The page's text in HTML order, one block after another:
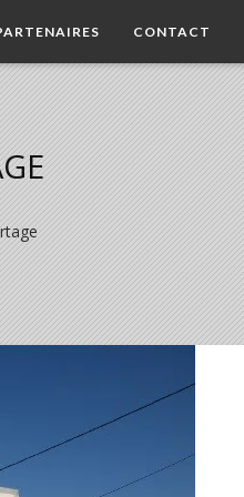
CONTACT